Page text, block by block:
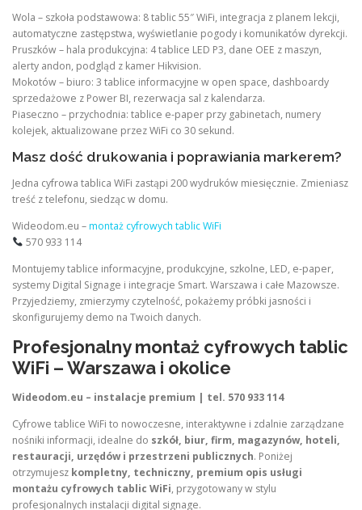
Wola – szkoła podstawowa: 8 tablic 55″ WiFi, integracja z planem lekcji,
automatyczne zastępstwa, wyświetlanie pogody i komunikatów dyrekcji.
Pruszków – hala produkcyjna: 4 tablice LED P3, dane OEE z maszyn,
alerty andon, podgląd z kamer Hikvision.
Mokotów – biuro: 3 tablice informacyjne w open space, dashboardy
sprzedażowe z Power BI, rezerwacja sal z kalendarza.
Piaseczno – przychodnia: tablice e-paper przy gabinetach, numery
kolejek, aktualizowane przez WiFi co 30 sekund.
Masz dość drukowania i poprawiania markerem?
Jedna cyfrowa tablica WiFi zastąpi 200 wydruków miesięcznie. Zmieniasz
treść z telefonu, siedząc w domu.
Wideodom.eu –montaż cyfrowych tablic WiFi
570 933 114
Montujemy tablice informacyjne, produkcyjne, szkolne, LED, e-paper,
systemy Digital Signage i integracje Smart. Warszawa i całe Mazowsze.
Przyjedziemy, zmierzymy czytelność, pokażemy próbki jasności i
skonfigurujemy demo na Twoich danych.
Profesjonalny montaż cyfrowych tablic
WiFi – Warszawa i okolice
Wideodom.eu – instalacje premium | tel. 570 933 114
Cyfrowe tablice WiFi to nowoczesne, interaktywne i zdalnie zarządzane
nośniki informacji, idealne do szkół, biur, firm, magazynów, hoteli,
restauracji, urzędów i przestrzeni publicznych. Poniżej
otrzymujesz kompletny, techniczny, premium opis usługi
montażu cyfrowych tablic WiFi, przygotowany w stylu
profesjonalnych instalacji digital signage.